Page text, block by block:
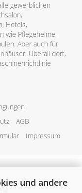
und andere
gewerblichen
Hotels,
wie Pflegeheime,
Aber auch für
Überall dort,
AGB
Impressum